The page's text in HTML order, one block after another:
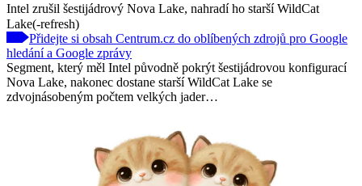
Intel zrušil šestijádrový Nova Lake, nahradí ho starší WildCat
Lake(-refresh)
Přidejte si obsah Centrum.cz do oblíbených zdrojů pro Google
hledání a Google zprávy
Segment, který měl Intel původně pokrýt šestijádrovou konfigurací
Nova Lake, nakonec dostane starší WildCat Lake se
zdvojnásobeným počtem velkých jader…